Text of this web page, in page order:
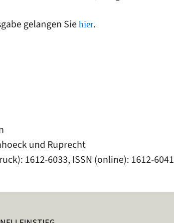
gelangen Siehier.
und Ruprecht
1612-6033, ISSN (online): 1612-6041